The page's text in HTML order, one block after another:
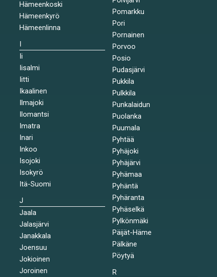
Hämeenkoski
Hämeenkyrö
Hämeenlinna
I
Ii
Iisalmi
Iitti
Ikaalinen
Ilmajoki
Ilomantsi
Imatra
Inari
Inkoo
Isojoki
Isokyrö
Itä-Suomi
J
Jaala
Jalasjärvi
Janakkala
Joensuu
Jokioinen
Joroinen
Pomarkku
Pori
Pornainen
Porvoo
Posio
Pudasjärvi
Pukkila
Pulkkila
Punkalaidun
Puolanka
Puumala
Pyhtää
Pyhäjoki
Pyhäjärvi
Pyhämaa
Pyhäntä
Pyhäranta
Pyhäselkä
Pylkönmäki
Päijät-Häme
Pälkäne
Pöytyä
R